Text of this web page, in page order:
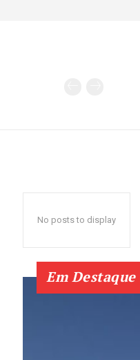
No posts to display
Em Destaque